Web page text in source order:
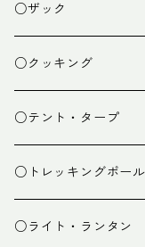
○ザック
ザック
スタッフバッグ
ザック小物
○クッキング
クッカー
バーナー
カトラリー
○テント・タープ
テント
タープ
○トレッキングポール
○ライト・ランタン